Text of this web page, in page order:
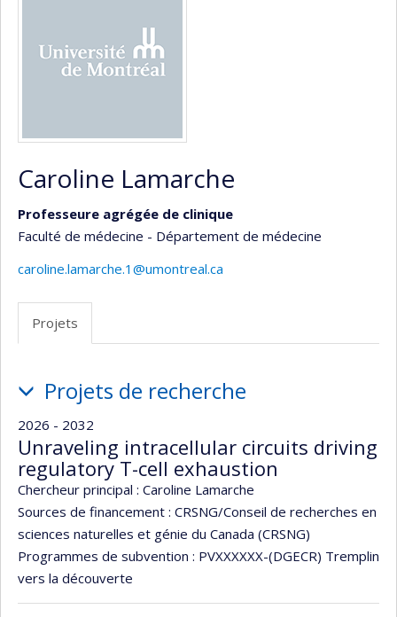
Caroline Lamarche
Professeure agrégée de clinique
Faculté de médecine - Département de médecine
caroline.lamarche.1@umontreal.ca
Projets
Projets de recherche
2026 - 2032
Unraveling intracellular circuits driving
regulatory T-cell exhaustion
Chercheur principal : Caroline Lamarche
Sources de financement : CRSNG/Conseil de recherches en
sciences naturelles et génie du Canada (CRSNG)
Programmes de subvention : PVXXXXXX-(DGECR) Tremplin
vers la découverte